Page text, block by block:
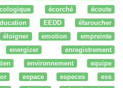
écorché
écoute
EEDD
éfaroucher
éloigner emotion
empreinte
energizer
enregistrement
environnement
equipe
espace especes
ess